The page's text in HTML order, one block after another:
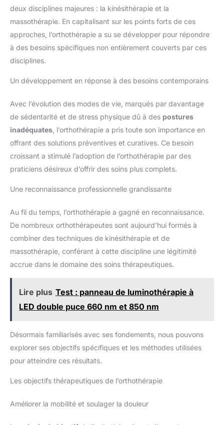
deux disciplines majeures : la kinésithérapie et la
massothérapie. En capitalisant sur les points forts de ces
approches, l’orthothérapie a su se développer pour répondre
à des besoins spécifiques non entièrement couverts par ces
disciplines.
Un développement en réponse à des besoins contemporains
Avec l’évolution des modes de vie, marqués par davantage
de sédentarité et de stress physique dû à des postures
inadéquates , l’orthothérapie a pris toute son importance en
offrant des solutions préventives et curatives. Ce besoin
croissant a stimulé l’adoption de l’orthothérapie par des
praticiens désireux d’offrir des soins plus complets.
Une reconnaissance professionnelle grandissante
Au fil du temps, l’orthothérapie a gagné en reconnaissance.
De nombreux orthothérapeutes sont aujourd’hui formés à
combiner des techniques de kinésithérapie et de
massothérapie, conférant à cette discipline une légitimité
accrue dans le domaine des soins thérapeutiques.
Lire plus Test : panneau de luminothérapie à
LED double puce 660 nm et 850 nm
Désormais familiarisés avec ses fondements, nous pouvons
explorer ses objectifs spécifiques et les méthodes utilisées
pour atteindre ces résultats.
Les objectifs thérapeutiques de l’orthothérapie
Améliorer la mobilité et soulager la douleur